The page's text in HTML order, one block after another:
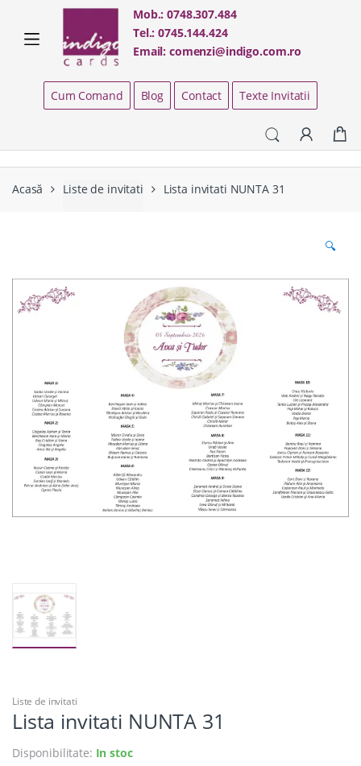
navigation
content
Mob.:0748.307.484
Tel.:0745.144.424
Email:comenzi@indigo.com.ro
Cum Comand Blog Contact Texte Invitatii
Acasă Liste de invitati Lista invitati NUNTA 31
🔍
Liste de invitati
Lista invitati NUNTA 31
Disponibilitate: In stoc